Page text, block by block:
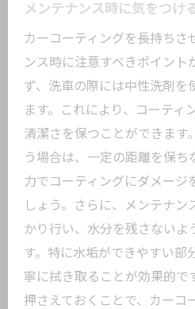
メンテナンス時に気をつけ
カーコーティングを長持ちさ
ンス時に注意すべきポイント
ず、洗車の際には中性洗剤を
ます。これにより、コーティ
清潔さを保つことができます
う場合は、一定の距離を保
力でコーティングにダメージ
しょう。さらに、メンテナン
かり行い、水分を残さないよ
す。特に水垢ができやすい部
寧に拭き取ることが効果的で
押さえておくことで、カーコ